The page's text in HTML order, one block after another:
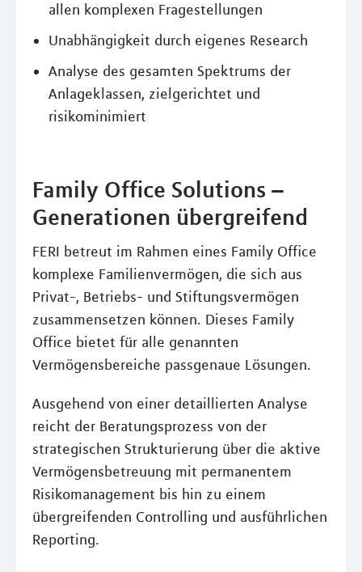
allen komplexen Fragestellungen
Unabhängigkeit durch eigenes Research
Analyse des gesamten Spektrums der
Anlageklassen, zielgerichtet und
risikominimiert
Family Office Solutions –
Generationen übergreifend
FERI betreut im Rahmen eines Family Office
komplexe Familienvermögen, die sich aus
Privat-, Betriebs- und Stiftungsvermögen
zusammensetzen können. Dieses Family
Office bietet für alle genannten
Vermögensbereiche passgenaue Lösungen.
Ausgehend von einer detaillierten Analyse
reicht der Beratungsprozess von der
strategischen Strukturierung über die aktive
Vermögensbetreuung mit permanentem
Risikomanagement bis hin zu einem
übergreifenden Controlling und ausführlichen
Reporting.